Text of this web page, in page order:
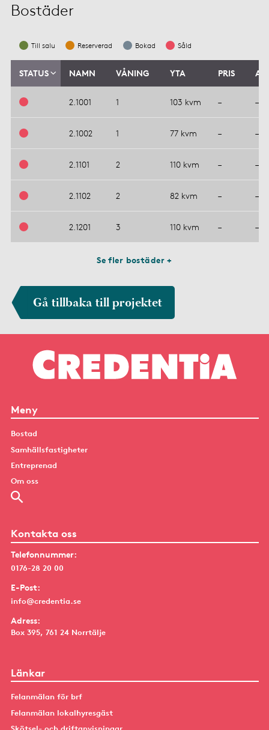
Bostäder
Till salu Reserverad Bokad Såld
STATUS NAMN VÅNING YTA PRIS
2.1001 1 103 kvm – –
2.1002 1 77 kvm – –
2.1101 2 110 kvm – –
2.1102 2 82 kvm – –
2.1201 3 110 kvm – –
Se fler bostäder +
Gå tillbaka till projektet
Meny
Bostad
Samhällsfastigheter
Entreprenad
Om oss
Kontakta oss
Telefonnummer:
0176-28 20 00
E-Post:
info@credentia.se
Adress:
Box 395, 761 24 Norrtälje
Länkar
Felanmälan för brf
Felanmälan lokalhyresgäst